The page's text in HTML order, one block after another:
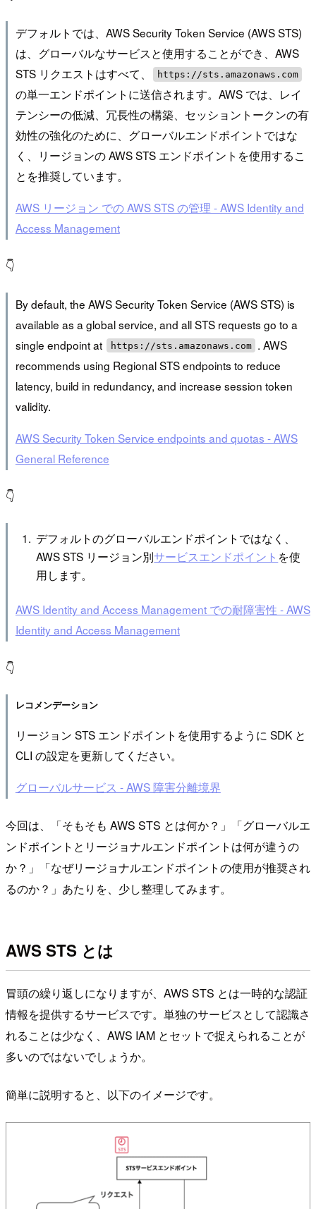
デフォルトでは、AWS Security Token Service (AWS STS)
は、グローバルなサービスと使用することができ、AWS
STS リクエストはすべて、
https://sts.amazonaws.com
の単一エンドポイントに送信されます。AWS では、レイ
テンシーの低減、冗長性の構築、セッショントークンの有
効性の強化のために、グローバルエンドポイントではな
く、リージョンの AWS STS エンドポイントを使用するこ
とを推奨しています。
AWS リージョン での AWS STS の管理 - AWS Identity and
Access Management
👇
By default, the AWS Security Token Service (AWS STS) is
available as a global service, and all STS requests go to a
single endpoint at
https://sts.amazonaws.com
. AWS
recommends using Regional STS endpoints to reduce
latency, build in redundancy, and increase session token
validity.
AWS Security Token Service endpoints and quotas - AWS
General Reference
👇
デフォルトのグローバルエンドポイントではなく、
AWS STS リージョン別サービスエンドポイント を使
用します。
AWS Identity and Access Management での耐障害性 - AWS
Identity and Access Management
👇
レコメンデーション
リージョン STS エンドポイントを使用するように SDK と
CLI の設定を更新してください。
グローバルサービス - AWS 障害分離境界
今回は、「そもそも AWS STS とは何か？」「グローバルエ
ンドポイントとリージョナルエンドポイントは何が違うの
か？」「なぜリージョナルエンドポイントの使用が推奨され
るのか？」あたりを、少し整理してみます。
AWS STS とは
冒頭の繰り返しになりますが、AWS STS とは一時的な認証
情報を提供するサービスです。単独のサービスとして認識さ
れることは少なく、AWS IAM とセットで捉えられることが
多いのではないでしょうか。
簡単に説明すると、以下のイメージです。